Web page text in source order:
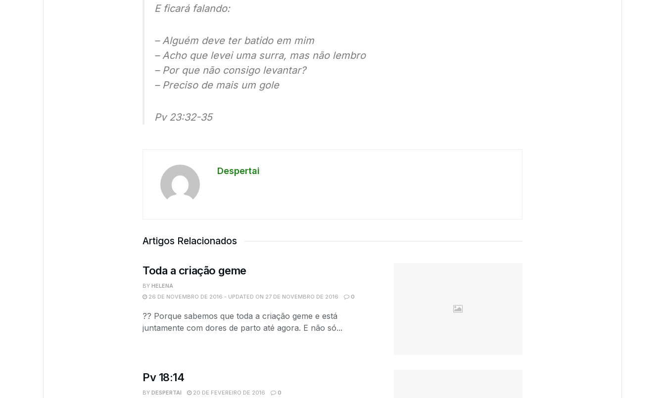
E ficará falando:
– Alguém deve ter batido em mim
– Acho que levei uma surra, mas não lembro
– Por que não consigo levantar?
– Preciso de mais um gole
Pv 23:32-35
Despertai
Artigos Relacionados
Toda a criação geme
BY HELENA
26 DE NOVEMBRO DE 2016 - UPDATED ON 27 DE NOVEMBRO DE 2016
0
?? Porque sabemos que toda a criação geme e está
juntamente com dores de parto até agora. E não só...
Pv 18:14
BY DESPERTAI 20 DE FEVEREIRO DE 2016 0